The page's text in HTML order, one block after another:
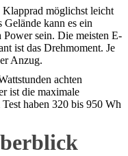
Klapprad möglichst leicht
Gelände kann es ein
sein. Die meisten E-
ist das Drehmoment. Je
Anzug.
achten
ist die maximale
haben 320 bis 950 Wh